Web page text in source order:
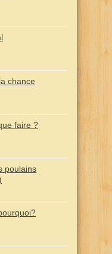
chance
faire ?
poulains